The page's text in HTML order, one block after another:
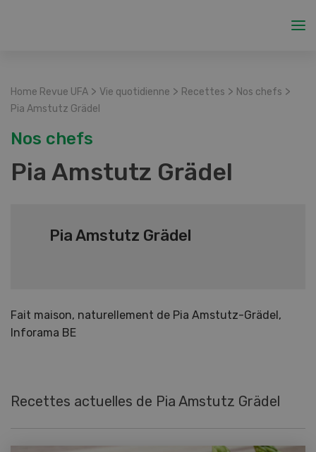
Home Revue UFA > Vie quotidienne > Recettes > Nos chefs >
Pia Amstutz Grädel
Nos chefs
Pia Amstutz Grädel
Pia Amstutz Grädel
Fait maison, naturellement de Pia Amstutz-Grädel,
Inforama BE
Recettes actuelles de Pia Amstutz Grädel